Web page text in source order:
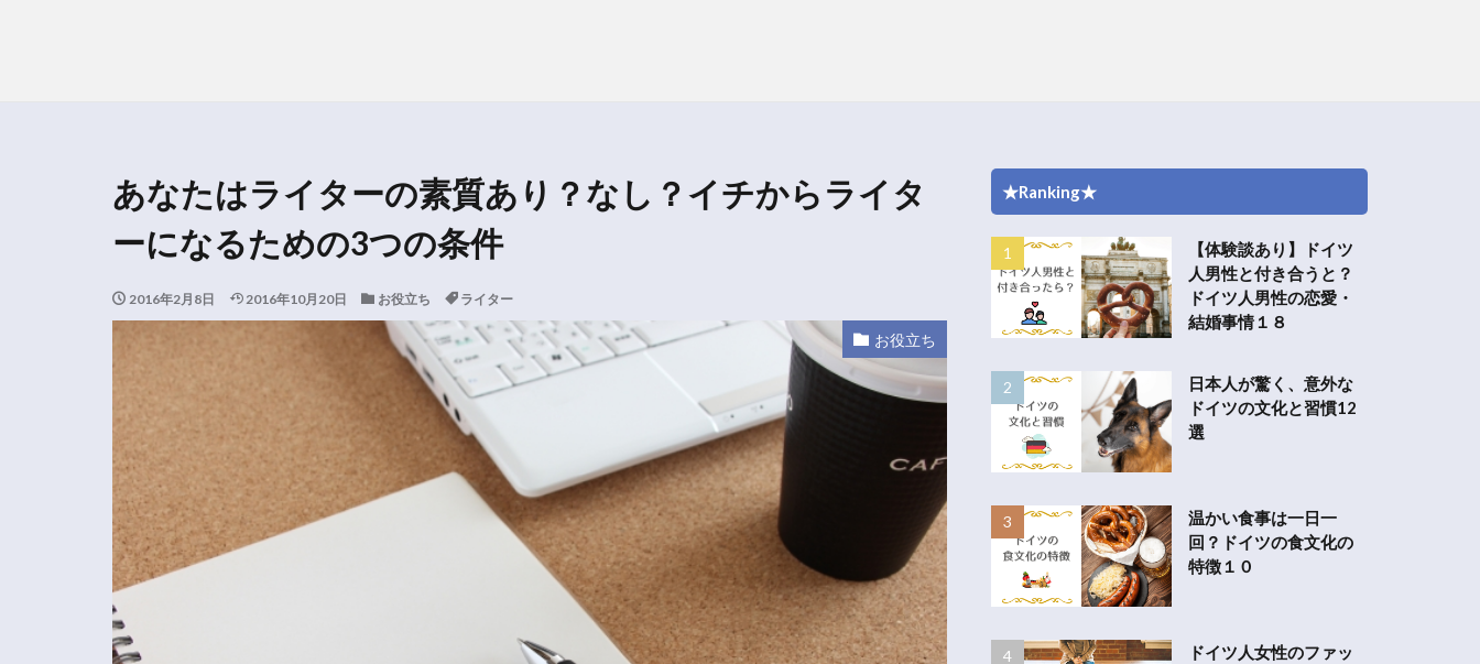
あなたはライターの素質あり？なし？イチからライタ
ーになるための3つの条件
2016年2月8日 2016年10月20日 お役立ち ライター
お役立ち
★Ranking★
【体験談あり】ドイツ
人男性と付き合うと？
ドイツ人男性の恋愛・
結婚事情１８
日本人が驚く、意外な
ドイツの文化と習慣12
選
温かい食事は一日一
回？ドイツの食文化の
特徴１０
ドイツ人女性のファッ